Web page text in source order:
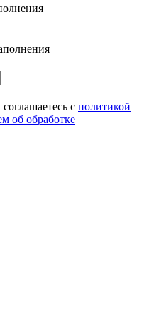
с политикой
об обработке